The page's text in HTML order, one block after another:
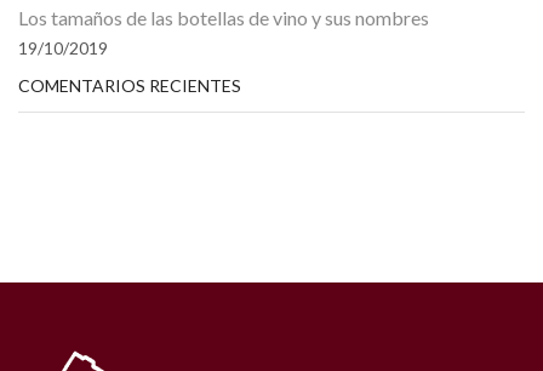
Los tamaños de las botellas de vino y sus nombres
19/10/2019
COMENTARIOS RECIENTES